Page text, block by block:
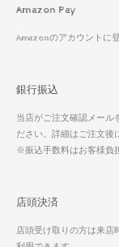
Amazon Pay
Amazonのアカウントに
銀行振込
当店がご注文確認メール
ださい。詳細はご注文後
※振込手数料はお客様負
店頭決済
店頭受け取りの方は来店